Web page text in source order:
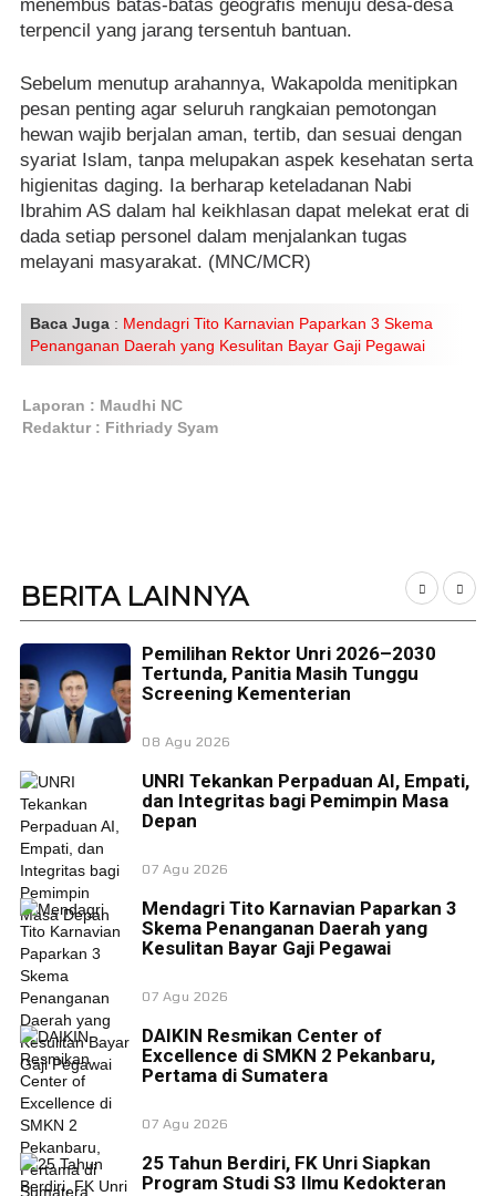
menembus batas-batas geografis menuju desa-desa
terpencil yang jarang tersentuh bantuan.
Sebelum menutup arahannya, Wakapolda menitipkan
pesan penting agar seluruh rangkaian pemotongan
hewan wajib berjalan aman, tertib, dan sesuai dengan
syariat Islam, tanpa melupakan aspek kesehatan serta
higienitas daging. Ia berharap keteladanan Nabi
Ibrahim AS dalam hal keikhlasan dapat melekat erat di
dada setiap personel dalam menjalankan tugas
melayani masyarakat. (MNC/MCR)
Baca Juga : Mendagri Tito Karnavian Paparkan 3 Skema
Penanganan Daerah yang Kesulitan Bayar Gaji Pegawai
Laporan : Maudhi NC
Redaktur : Fithriady Syam
BERITA LAINNYA
Pemilihan Rektor Unri 2026–2030
Tertunda, Panitia Masih Tunggu
Screening Kementerian
08 Agu 2026
UNRI Tekankan Perpaduan AI, Empati,
dan Integritas bagi Pemimpin Masa
Depan
07 Agu 2026
Mendagri Tito Karnavian Paparkan 3
Skema Penanganan Daerah yang
Kesulitan Bayar Gaji Pegawai
07 Agu 2026
DAIKIN Resmikan Center of
Excellence di SMKN 2 Pekanbaru,
Pertama di Sumatera
07 Agu 2026
25 Tahun Berdiri, FK Unri Siapkan
Program Studi S3 Ilmu Kedokteran